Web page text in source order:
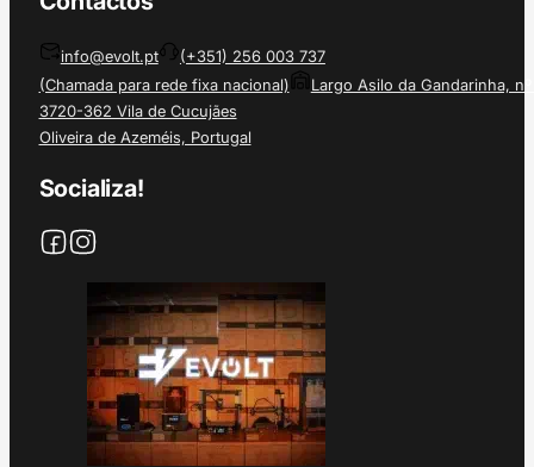
info@evolt.pt
(+351) 256 003 737
(Chamada para rede fixa nacional)
Largo Asilo da Gandarinha, nº
3720-362 Vila de Cucujães
Oliveira de Azeméis, Portugal
Socializa!